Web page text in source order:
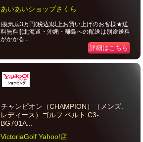
あいあいショップさくら
[換気扇3万円(税込)以上お買い上げのお客様★送
料無料!](北海道・沖縄・離島への配送は別途送料
がかかる...
詳細はこちら
チャンピオン（CHAMPION）（メンズ、
レディース）ゴルフ ベルト C3-
BG701A...
VictoriaGolf Yahoo!店